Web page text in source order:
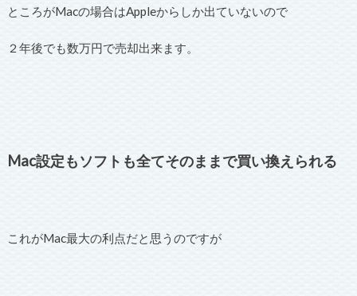
ところがMacの場合はAppleからしか出ていないので
２年後でも数万円で売却出来ます。
Mac設定もソフトも全てそのままで買い換えられる
これがMac最大の利点だと思うのですが